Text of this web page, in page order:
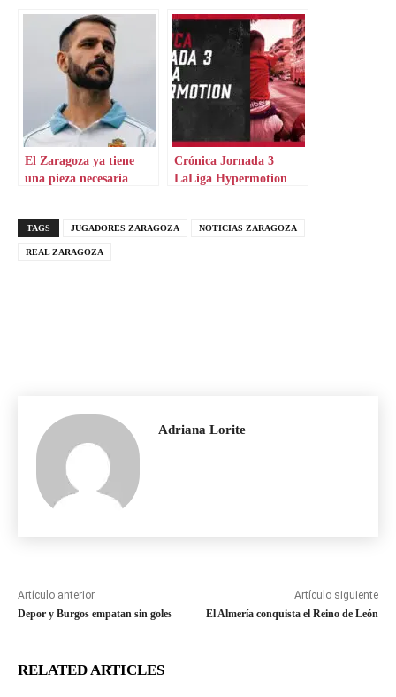
El Zaragoza ya tiene
una pieza necesaria
Crónica Jornada 3
LaLiga Hypermotion
TAGS JUGADORES ZARAGOZA NOTICIAS ZARAGOZA
REAL ZARAGOZA
Adriana Lorite
Artículo anterior
Depor y Burgos empatan sin goles
Artículo siguiente
El Almería conquista el Reino de León
RELATED ARTICLES